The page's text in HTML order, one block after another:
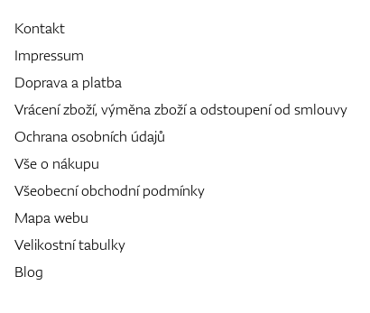
Kontakt
Impressum
Doprava a platba
Vrácení zboží, výměna zboží a odstoupení od smlouvy
Ochrana osobních údajů
Vše o nákupu
Všeobecní obchodní podmínky
Mapa webu
Velikostní tabulky
Blog